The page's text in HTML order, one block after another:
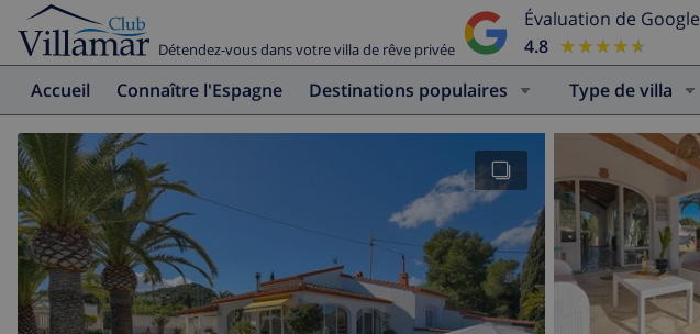
Détendez-vous dans votre villa de rêve privée
Évaluation de Google
4.8 ★★★★★
★★★★★
Accueil Connaître l'Espagne Destinations populaires Type de villa